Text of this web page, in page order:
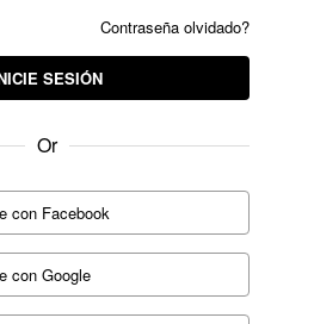
Contraseña olvidado?
SESIÓN
Or
con Facebook
conGoogle